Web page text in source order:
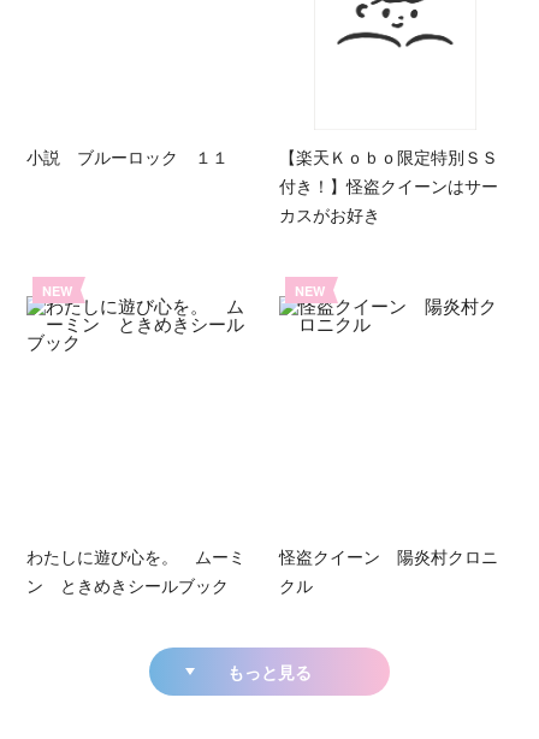
小説 ブルーロック １１
【楽天Ｋｏｂｏ限定特別ＳＳ
付き！】怪盗クイーンはサー
カスがお好き
NEW
わたしに遊び心を。 ムーミ
ン ときめきシールブック
NEW
怪盗クイーン 陽炎村クロニ
クル
もっと見る